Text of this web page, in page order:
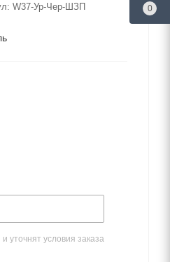
W37-Ур-Чер-ШЗП
уточнят условия заказа
0